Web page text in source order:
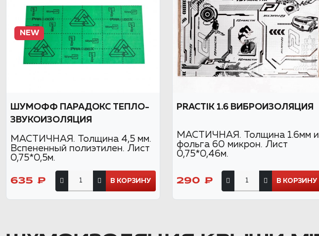
NEW
ШУМОФФ ПАРАДОКС ТЕПЛО-
ЗВУКОИЗОЛЯЦИЯ
МАСТИЧНАЯ. Толщина 4,5 мм.
Вспененный полиэтилен. Лист
0,75*0,5м.
635 ₽ В КОРЗИНУ
PRACTIK 1.6 ВИБРОИЗОЛЯЦИЯ
МАСТИЧНАЯ. Толщина 1.6мм и
фольга 60 микрон. Лист
0,75*0,46м.
290 ₽ В КОРЗИНУ